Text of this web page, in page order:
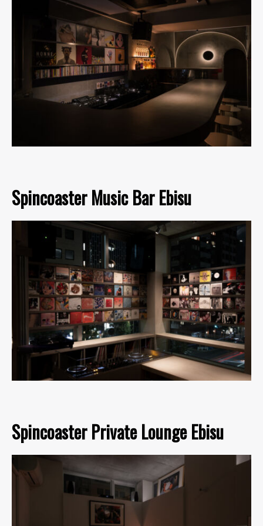
Spincoaster Music Bar Ebisu
Spincoaster Private Lounge Ebisu